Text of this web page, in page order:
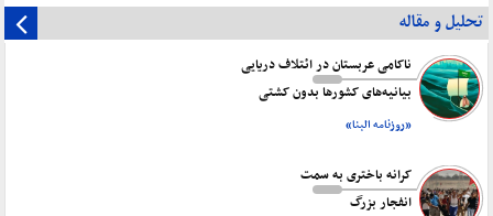
تحلیل و مقاله
ناکامی عربستان در ائتلاف دریایی
بیانیه‌های کشورها بدون کشتی
«روزنامه البنا»
کرانه باختری به سمت
انفجار بزرگ